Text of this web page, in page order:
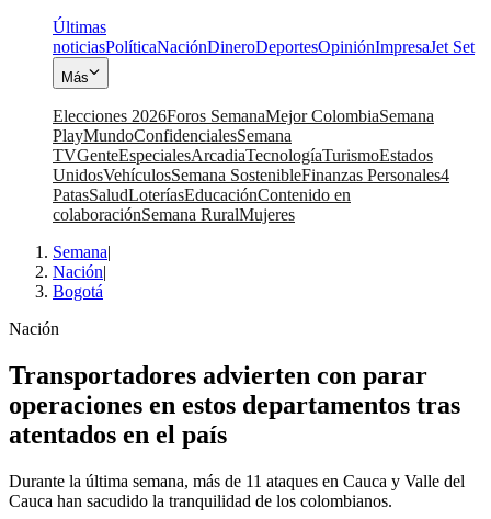
Últimas
noticiasPolíticaNaciónDineroDeportesOpiniónImpresaJet Set
Más
Elecciones 2026Foros SemanaMejor ColombiaSemana
PlayMundoConfidencialesSemana
TVGenteEspecialesArcadiaTecnologíaTurismoEstados
UnidosVehículosSemana SostenibleFinanzas Personales4
PatasSaludLoteríasEducaciónContenido en
colaboraciónSemana RuralMujeres
Semana|
Nación|
Bogotá
Nación
Transportadores advierten con parar
operaciones en estos departamentos tras
atentados en el país
Durante la última semana, más de 11 ataques en Cauca y Valle del
Cauca han sacudido la tranquilidad de los colombianos.